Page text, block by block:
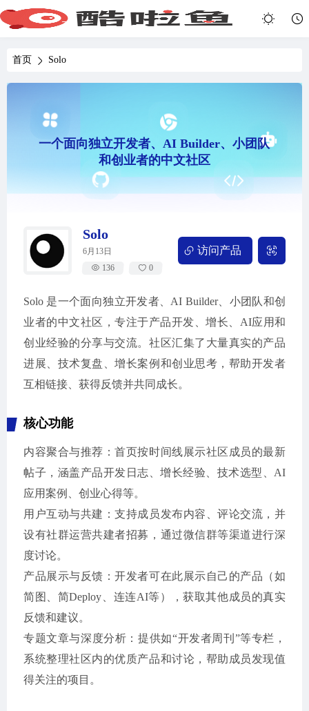
首页 Solo
一个面向独立开发者、AI Builder、小团队
和创业者的中文社区
Solo
6月13日
136
0
访问产品
Solo 是一个面向独立开发者、AI Builder、小团队和创
业者的中文社区，专注于产品开发、增长、AI应用和
创业经验的分享与交流。社区汇集了大量真实的产品
进展、技术复盘、增长案例和创业思考，帮助开发者
互相链接、获得反馈并共同成长。
核心功能
内容聚合与推荐：首页按时间线展示社区成员的最新
帖子，涵盖产品开发日志、增长经验、技术选型、AI
应用案例、创业心得等。
用户互动与共建：支持成员发布内容、评论交流，并
设有社群运营共建者招募，通过微信群等渠道进行深
度讨论。
产品展示与反馈：开发者可在此展示自己的产品（如
简图、简Deploy、连连AI等），获取其他成员的真实
反馈和建议。
专题文章与深度分析：提供如“开发者周刊”等专栏，
系统整理社区内的优质产品和讨论，帮助成员发现值
得关注的项目。